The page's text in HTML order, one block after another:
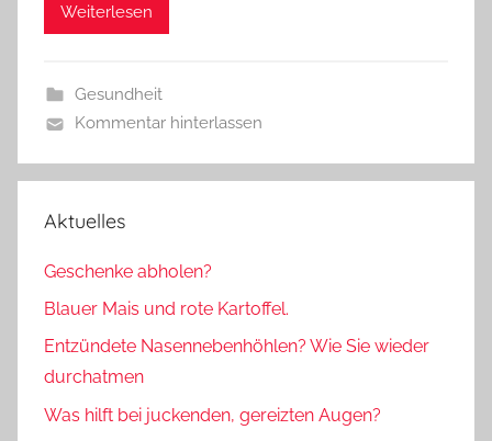
Weiterlesen
Gesundheit
Kommentar hinterlassen
Aktuelles
Geschenke abholen?
Blauer Mais und rote Kartoffel.
Entzündete Nasennebenhöhlen? Wie Sie wieder
durchatmen
Was hilft bei juckenden, gereizten Augen?